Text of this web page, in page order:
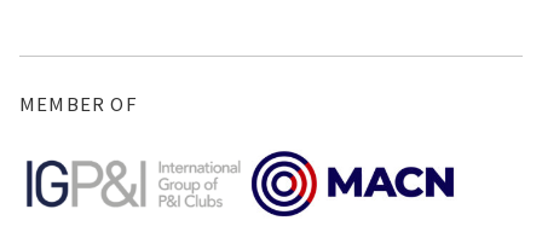
MEMBER OF